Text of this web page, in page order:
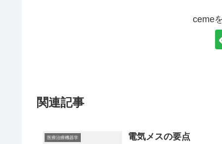
ceme
関連記事
医療治療機器学 電気メスの要点